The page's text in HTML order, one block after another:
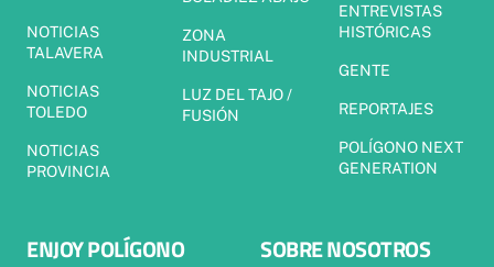
NOTICIAS
TALAVERA
NOTICIAS
TOLEDO
NOTICIAS
PROVINCIA
ZONA
INDUSTRIAL
LUZ DEL TAJO /
FUSIÓN
ENTREVISTAS
HISTÓRICAS
GENTE
REPORTAJES
POLÍGONO NEXT
GENERATION
ENJOY POLÍGONO SOBRE NOSOTROS